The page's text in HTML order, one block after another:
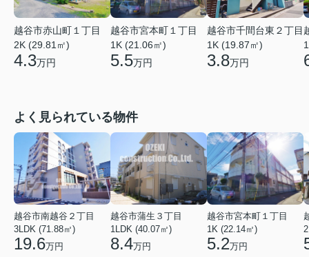
越谷市赤山町１丁目
2K (29.81㎡)
4.3万円
越谷市宮本町１丁目
1K (21.06㎡)
5.5万円
越谷市千間台東２丁目
1K (19.87㎡)
3.8万円
よく見られている物件
越谷市南越谷２丁目
3LDK (71.88㎡)
19.6万円
越谷市蒲生３丁目
1LDK (40.07㎡)
8.4万円
越谷市宮本町１丁目
1K (22.14㎡)
5.2万円